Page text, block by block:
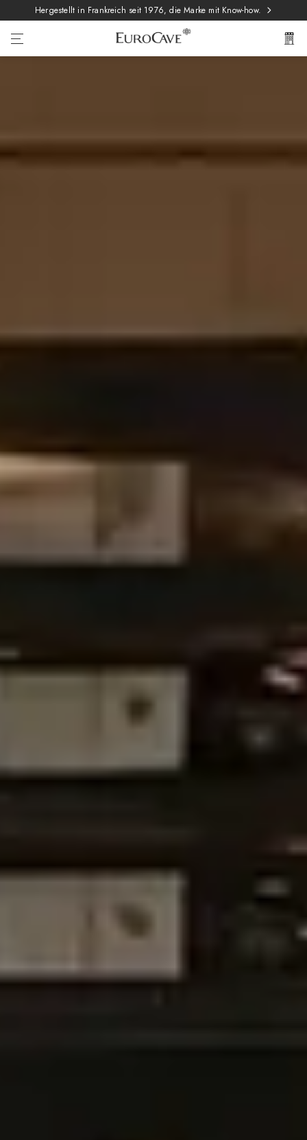
Hergestellt in Frankreich seit 1976, die Marke mit Know-how.